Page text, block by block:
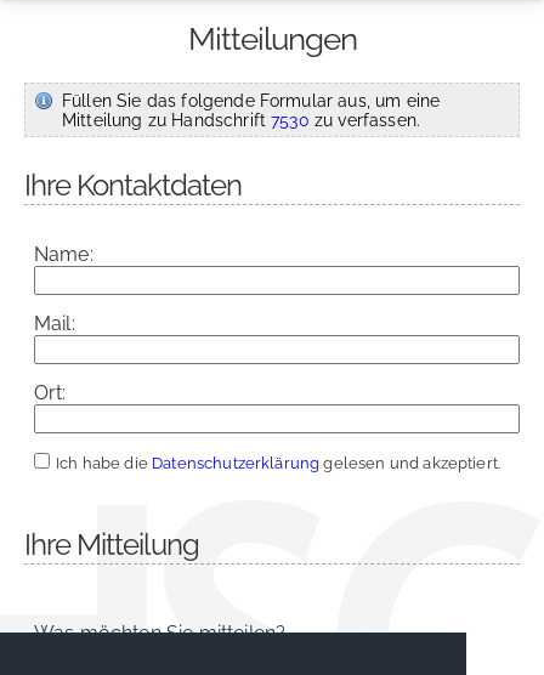
Mitteilungen
Füllen Sie das folgende Formular aus, um eine
Mitteilung zu Handschrift7530 zu verfassen.
Ihre Kontaktdaten
Name:
Mail:
Ort:
Ich habe die Datenschutzerklärung gelesen und akzeptiert.
Ihre Mitteilung
Was möchten Sie mitteilen?